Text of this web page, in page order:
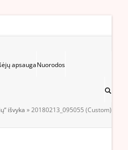
apsaugaNuorodos
išvyka »20180213_095055 (Custom)